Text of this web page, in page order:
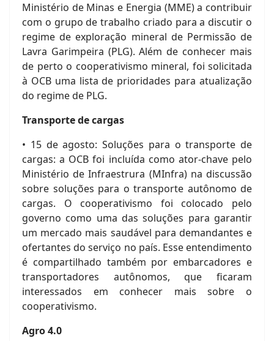
Ministério de Minas e Energia (MME) a contribuir
com o grupo de trabalho criado para a discutir o
regime de exploração mineral de Permissão de
Lavra Garimpeira (PLG). Além de conhecer mais
de perto o cooperativismo mineral, foi solicitada
à OCB uma lista de prioridades para atualização
do regime de PLG.
Transporte de cargas
• 15 de agosto: Soluções para o transporte de
cargas: a OCB foi incluída como ator-chave pelo
Ministério de Infraestrura (MInfra) na discussão
sobre soluções para o transporte autônomo de
cargas. O cooperativismo foi colocado pelo
governo como uma das soluções para garantir
um mercado mais saudável para demandantes e
ofertantes do serviço no país. Esse entendimento
é compartilhado também por embarcadores e
transportadores autônomos, que ficaram
interessados em conhecer mais sobre o
cooperativismo.
Agro 4.0